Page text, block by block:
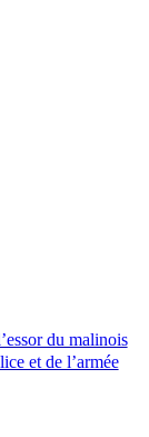
du malinois
et de l’armée